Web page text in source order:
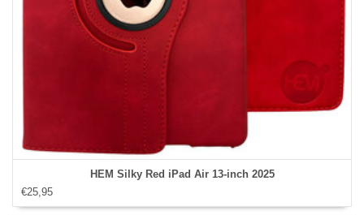
HEM Silky Red iPad Air 13‑inch 2025
€25,95